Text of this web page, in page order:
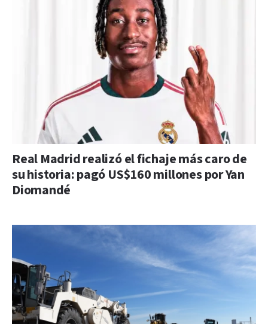
Real Madrid realizó el fichaje más caro de
su historia: pagó US$160 millones por Yan
Diomandé